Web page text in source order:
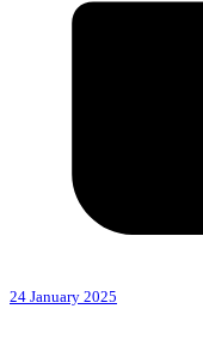
24 January 2025